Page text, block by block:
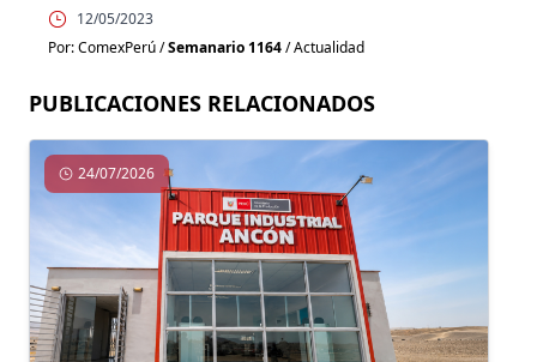
12/05/2023
Por: ComexPerú /Semanario 1164/ Actualidad
PUBLICACIONES RELACIONADOS
24/07/2026